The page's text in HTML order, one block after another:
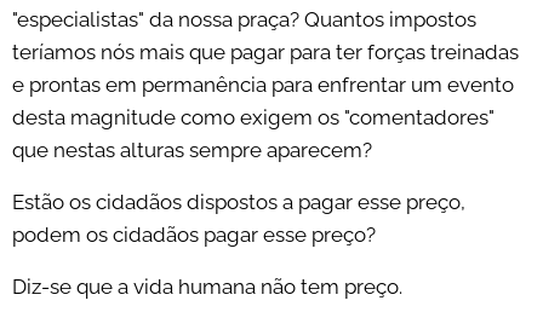
"especialistas" da nossa praça? Quantos impostos
teríamos nós mais que pagar para ter forças treinadas
e prontas em permanência para enfrentar um evento
desta magnitude como exigem os "comentadores"
que nestas alturas sempre aparecem?
Estão os cidadãos dispostos a pagar esse preço,
podem os cidadãos pagar esse preço?
Diz-se que a vida humana não tem preço.